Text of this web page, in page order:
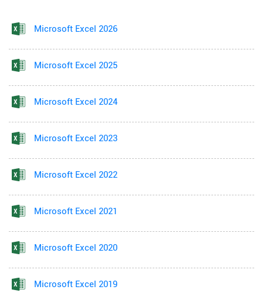
Microsoft Excel 2026
Microsoft Excel 2025
Microsoft Excel 2024
Microsoft Excel 2023
Microsoft Excel 2022
Microsoft Excel 2021
Microsoft Excel 2020
Microsoft Excel 2019